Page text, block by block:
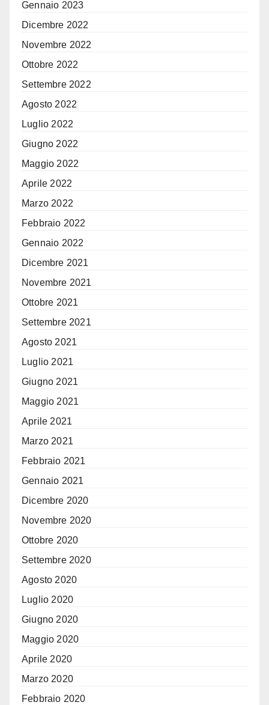
Gennaio 2023
Dicembre 2022
Novembre 2022
Ottobre 2022
Settembre 2022
Agosto 2022
Luglio 2022
Giugno 2022
Maggio 2022
Aprile 2022
Marzo 2022
Febbraio 2022
Gennaio 2022
Dicembre 2021
Novembre 2021
Ottobre 2021
Settembre 2021
Agosto 2021
Luglio 2021
Giugno 2021
Maggio 2021
Aprile 2021
Marzo 2021
Febbraio 2021
Gennaio 2021
Dicembre 2020
Novembre 2020
Ottobre 2020
Settembre 2020
Agosto 2020
Luglio 2020
Giugno 2020
Maggio 2020
Aprile 2020
Marzo 2020
Febbraio 2020